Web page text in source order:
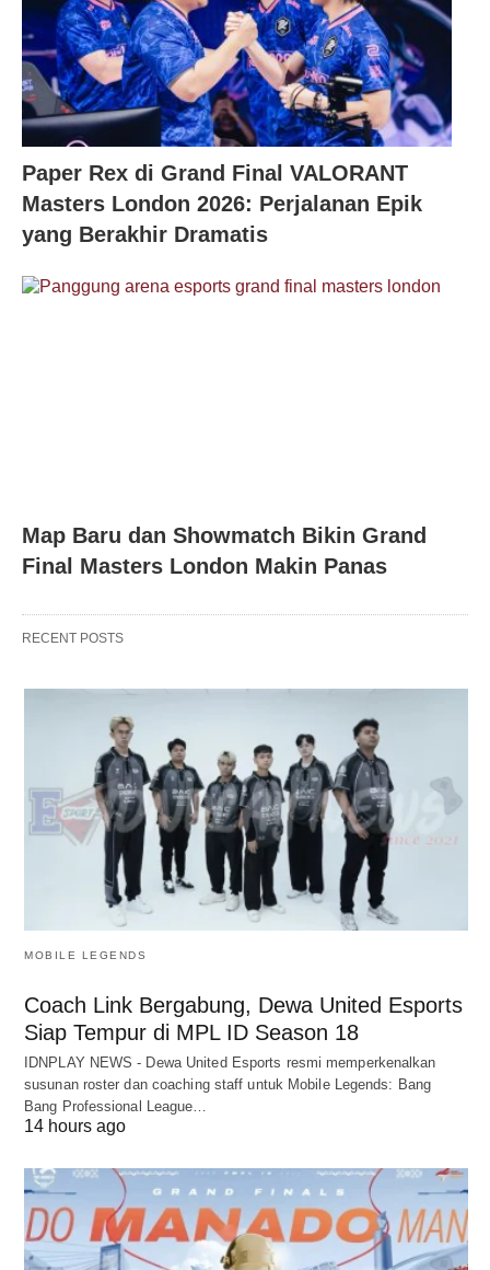
Paper Rex di Grand Final VALORANT
Masters London 2026: Perjalanan Epik
yang Berakhir Dramatis
Map Baru dan Showmatch Bikin Grand
Final Masters London Makin Panas
RECENT POSTS
MOBILE LEGENDS
Coach Link Bergabung, Dewa United Esports
Siap Tempur di MPL ID Season 18
IDNPLAY NEWS - Dewa United Esports resmi memperkenalkan
susunan roster dan coaching staff untuk Mobile Legends: Bang
Bang Professional League…
14 hours ago